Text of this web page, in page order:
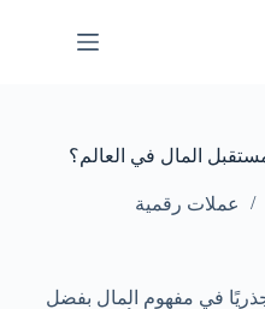
المال في العالم؟
عملات رقمية
جذريًا في مفهوم المال بفضل